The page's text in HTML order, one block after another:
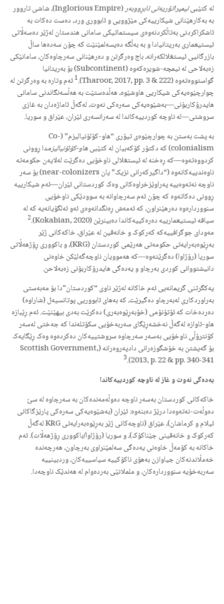
لە کتێبیئیمپراتۆریەتی ئابڕووبەر
(Inglorious Empire)، شاشی تاروور
بە بەکارهێنانی شیکارییەکی مێژوویی و ئابووری ورد، دەست دەکات بە
ئاشکراکردنی بەتاڵکردنەوەی سیستماتیکی سامانی هندستان لەژێر دەسەڵاتی
ئیستیعماری بەریتانیادا و بە بەڵگە دەیسەلمێنێت کە چۆن سەدەها ساڵ
بازرگانیی ئیستغلالکەرانە، باج وەرگرتن و دەرهێنانی سەرچاوەکان، سامانێکی
زەبەلاحی لە نیمچە-شویرەکەوە (Subcontinent) بۆ بەریتانیا
گواستووەتەوە (Tharoor, 2017, pp. 3 & 222).
1ئەم وتارە بە وەرگرتن لە
چوارچێوەیەکی شیکاریی هاوشێوە، هەڵدەستێت بە هەڵسەنگاندنی سامانی
هایدرۆکاربۆنی—بەشێوەیەکی سەرەکی نەوت، لەگەڵ ئاماژەدان بە غازی
سروشتی—لە ناوچە کوردییەکاندا لە سەرانسەری ئێران، عێراق و سوریا.
بە پشت بەستن بە چوارچێوەی تیۆری “هاو-کۆلۆنیالیزم” (Co-
colonialism) کە دکتۆر کۆکەبیان لە کتێبی
هاو-کۆلۆنیالیزمدا ڕوونی
کردووەتەوە—کە ڕەخنە لە ئیستغلالی ناوخۆیی دەگرێت لەلایەن حکومەتە
ناوەندییەکانەوە (“داگیرکەرانی نزیک” یان near-colonizers) بۆ سەر
ناوچە نەتەوەییە پەراوێزخراوەکانی وەک کوردستانی ئێران—ئەم شیکارییە
ڕوونی دەکاتەوە کە چۆن ئەم سەرچاوانە بە سوودێکی ناوخۆیی
سنووردارەوە دەرهێنراون، کە ئەمەش ڕەنگدانەوەی ئەو ئەلگۆیانەیە کە لە
سیاقە ئیستیعمارییە دەرەکییەکاندا دەبینرێن (Kokabian, 2020).
2
مەودای جوگرافییەکە کەرکوک و خانەقین لە عێراق، خاکەکانی ژێر
بەڕێوەبەرایەتی حکومەتی هەرێمی کوردستان (KRG)، و باکووری ڕۆژهەڵاتی
سوریا (رۆژاوا) دەگرێتەوە—کە هەموویان ناوچەگەلێکن خاوەنی
دانیشتووانی کوردی بەرچاو و یەدەگی هایدرۆکاربۆنی زەبەلاحن.
یەکگرتنی گریمانەیی ئەم خاکانە لەژێر ناوی “کوردستان”دا بۆ مەبەستی
بەراوردکاری لەبەرچاو دەگیرێت، کە بەهای ئابووریی پوتانسیەل (شاراوە)
دەردەخات کە ئۆتۆنۆمی (خۆبەڕێوەبەری) دەکرێت بەدی بیهێنێت. ئەم ڕێبازە
هاو-ئاوازە لەگەڵ نەخشەڕێگای سەربەخۆیی سکۆتلەندا کە جەختی لەسەر
کۆنترۆڵی ناوخۆیی بەسەر سەرچاوە سروشتییەکان دەکردەوە وەک ڕێگایەک
بۆ گەیشتن بە خۆشگوزەرانی دادپەروەرانە (Scottish Government,
2013, p. 22 & pp. 340-341).
3
یەدەگی نەوت و غاز لە ناوچە کوردییەکاندا
خاکەکانی کوردستان بەسەر ناوچە دەوڵەمەندەکان بە سەرچاوە لە سێ
دەوڵەت-نەتەوەدا درێژ دەبنەوە: ئێران (بەشێوەیەکی سەرەکی پارێزگاکانی
ئیلام و کرماشان)، عێراق (ناوچەکانی ژێر بەڕێوەبەرایەتی KRG لەگەڵ
کەرکوک و خانەقینی جێناکۆک)، و سوریا (رۆژاوا/باكووری ڕۆژهەڵات). ئەم
خاکانە بە کۆمەڵ خاوەنی یەدەگی سەلمێنراوی بەرچاون، هەرچەندە
خەمڵاندنەکان جیاوازن بەهۆی ناکۆکییە سیاسییەکان، وردبینییە
سەربەخۆیە سنووردارەکان، و ململانێی بەردەوام لە هەندێک ناوچەدا.